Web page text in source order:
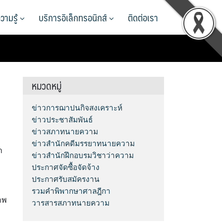
ามรู้ บริการอิเล็กทรอนิกส์ ติดต่อเรา
พ
หมวดหมู่
ข่าวการฌาปนกิจสงเคราะห์
ข่าวประชาสัมพันธ์
ข่าวสภาทนายความ
ข่าวสำนักคดีมรรยาทนายความ
ข่าวสำนักฝึกอบรมวิชาว่าความ
ประกาศจัดซื้อจัดจ้าง
ประกาศรับสมัครงาน
รวมคำพิพากษาศาลฎีกา
วารสารสภาทนายความ